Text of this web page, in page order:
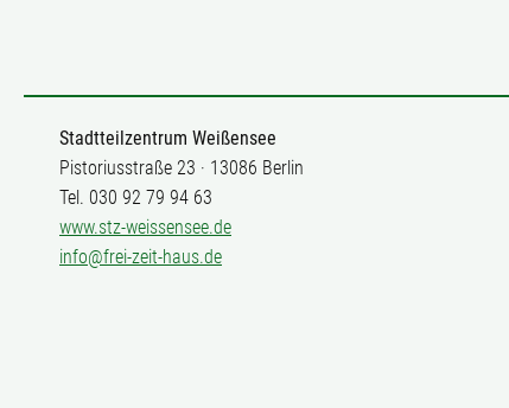
Stadtteilzentrum Weißensee
Pistoriusstraße 23 · 13086 Berlin
Tel. 030 92 79 94 63
www.stz-weissensee.de
info@frei-zeit-haus.de